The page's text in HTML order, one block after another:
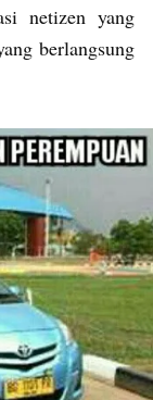
netizen yang
berlangsung